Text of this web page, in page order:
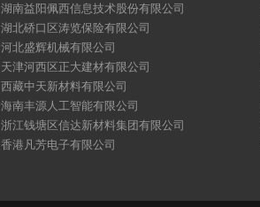
湖南益阳佩西信息技术股份有限公司
湖北硚口区涛览保险有限公司
河北盛辉机械有限公司
天津河西区正大建材有限公司
西藏中天新材料有限公司
海南丰源人工智能有限公司
浙江钱塘区信达新材料集团有限公司
香港凡芳电子有限公司